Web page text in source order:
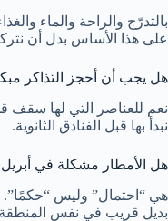
بالتدرّج والراحة والماء
على هذا الأساس بدل أن
هل يجب أن أحجز التذاكر
نعم للعناصر التي لها
نبدأ بها قبل الفنادق الثانوية.
هل الأمطار مشكلة في
هي “احتمال” وليس
بديل قريب في نفس